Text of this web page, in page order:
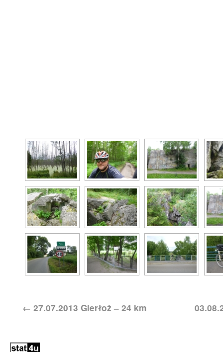
← 27.07.2013 Gierłoż – 24 km